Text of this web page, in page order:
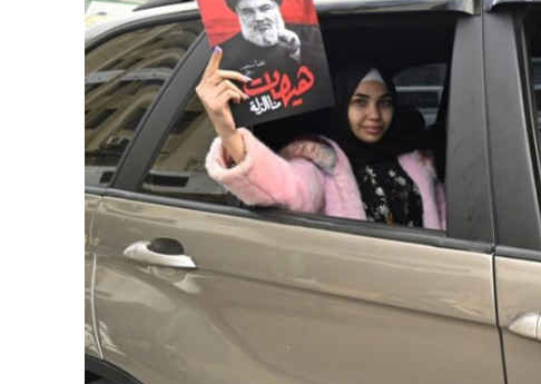
Israelische
die Knesset –